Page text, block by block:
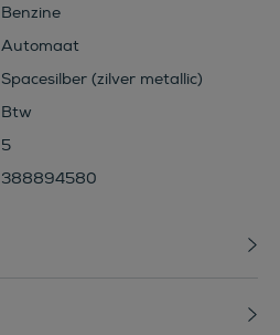
Benzine
Automaat
Spacesilber (zilver metallic)
Btw
5
388894580